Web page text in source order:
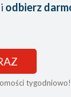
odbierz
tygodniowo!